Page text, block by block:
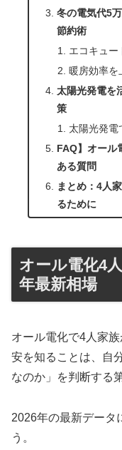
冬の電気代5
節約術
エコキュー
暖房効率を
太陽光発電を
策
太陽光発電
FAQ】オール
ある質問
まとめ：4人
るために
オール電化4
年最新相場
オール電化で4人家
安を知ることは、自
なのか」を判断する
2026年の最新データ
う。